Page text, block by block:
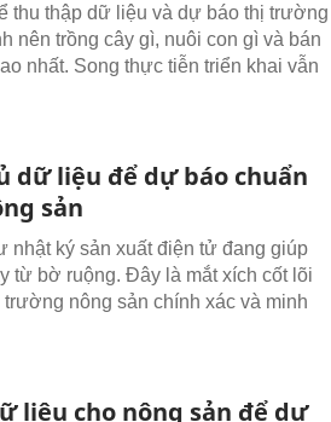
thu thập dữ liệu và dự báo thị trường
nên trồng cây gì, nuôi con gì và bán
nhất. Song thực tiễn triển khai vẫn
dữ liệu để dự báo chuẩn
sản
nhật ký sản xuất điện tử đang giúp
từ bờ ruộng. Đây là mắt xích cốt lõi
nông sản chính xác và minh
liệu cho nông sản để dự